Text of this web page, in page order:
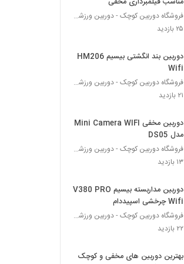
فروشگاه دوربین کوچک - دوربین ورزشی - دوربین ریز
۲۵ بازدید
دوربین بند انگشتی بیسیم HM206
Wifi
فروشگاه دوربین کوچک - دوربین ورزشی - دوربین ریز
۲۱ بازدید
دوربین مخفی Mini Camera WIFI
مدل DS05
فروشگاه دوربین کوچک - دوربین ورزشی - دوربین ریز
۱۳ بازدید
دوربین مداربسته بیسیم V380 PRO
Wifi چرخشی اسپیددام
فروشگاه دوربین کوچک - دوربین ورزشی - دوربین ریز
۲۲ بازدید
بهترین دوربین های مخفی و کوچک